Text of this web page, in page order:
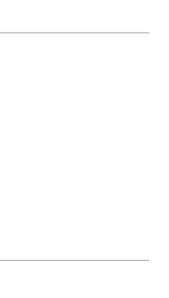
ニング
ブラ
のベースとの相性抜群。ハイ